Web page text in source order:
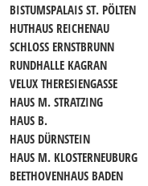
BISTUMSPALAIS ST. PÖLTEN
HUTHAUS REICHENAU
SCHLOSS ERNSTBRUNN
RUNDHALLE KAGRAN
VELUX THERESIENGASSE
HAUS M. STRATZING
HAUS B.
HAUS DÜRNSTEIN
HAUS M. KLOSTERNEUBURG
BEETHOVENHAUS BADEN